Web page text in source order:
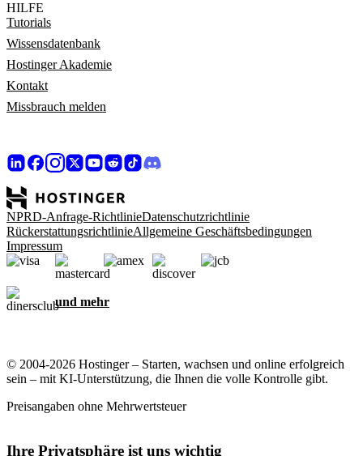
HILFE
Tutorials
Wissensdatenbank
Hostinger Akademie
Kontakt
Missbrauch melden
NPRD-Anfrage-RichtlinieDatenschutzrichtlinie
RückerstattungsrichtlinieAllgemeine Geschäftsbedingungen
Impressum
und mehr
© 2004-2026 Hostinger – Starten, wachsen und online erfolgreich
sein – mit KI-Unterstützung, die Ihnen die volle Kontrolle gibt.
Preisangaben ohne Mehrwertsteuer
Ihre Privatsphäre ist uns wichtig